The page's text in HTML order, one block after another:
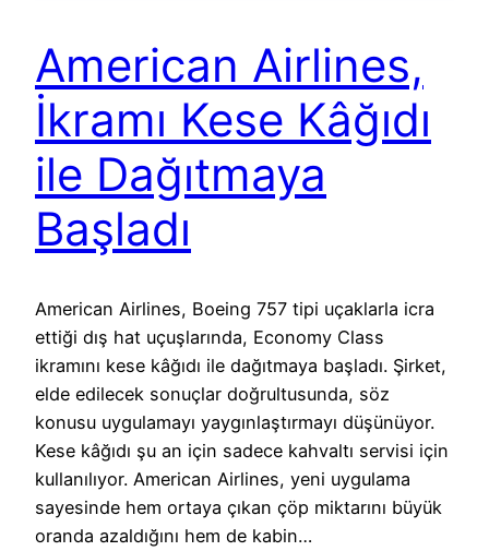
American Airlines,
İkramı Kese Kâğıdı
ile Dağıtmaya
Başladı
American Airlines, Boeing 757 tipi uçaklarla icra
ettiği dış hat uçuşlarında, Economy Class
ikramını kese kâğıdı ile dağıtmaya başladı. Şirket,
elde edilecek sonuçlar doğrultusunda, söz
konusu uygulamayı yaygınlaştırmayı düşünüyor.
Kese kâğıdı şu an için sadece kahvaltı servisi için
kullanılıyor. American Airlines, yeni uygulama
sayesinde hem ortaya çıkan çöp miktarını büyük
oranda azaldığını hem de kabin…